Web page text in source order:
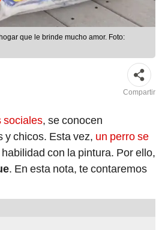
que le brinde mucho amor. Foto:
Compartir
sociales, se conocen
y chicos. Esta vez, un perro se
con la pintura. Por ello,
. En esta nota, te contaremos